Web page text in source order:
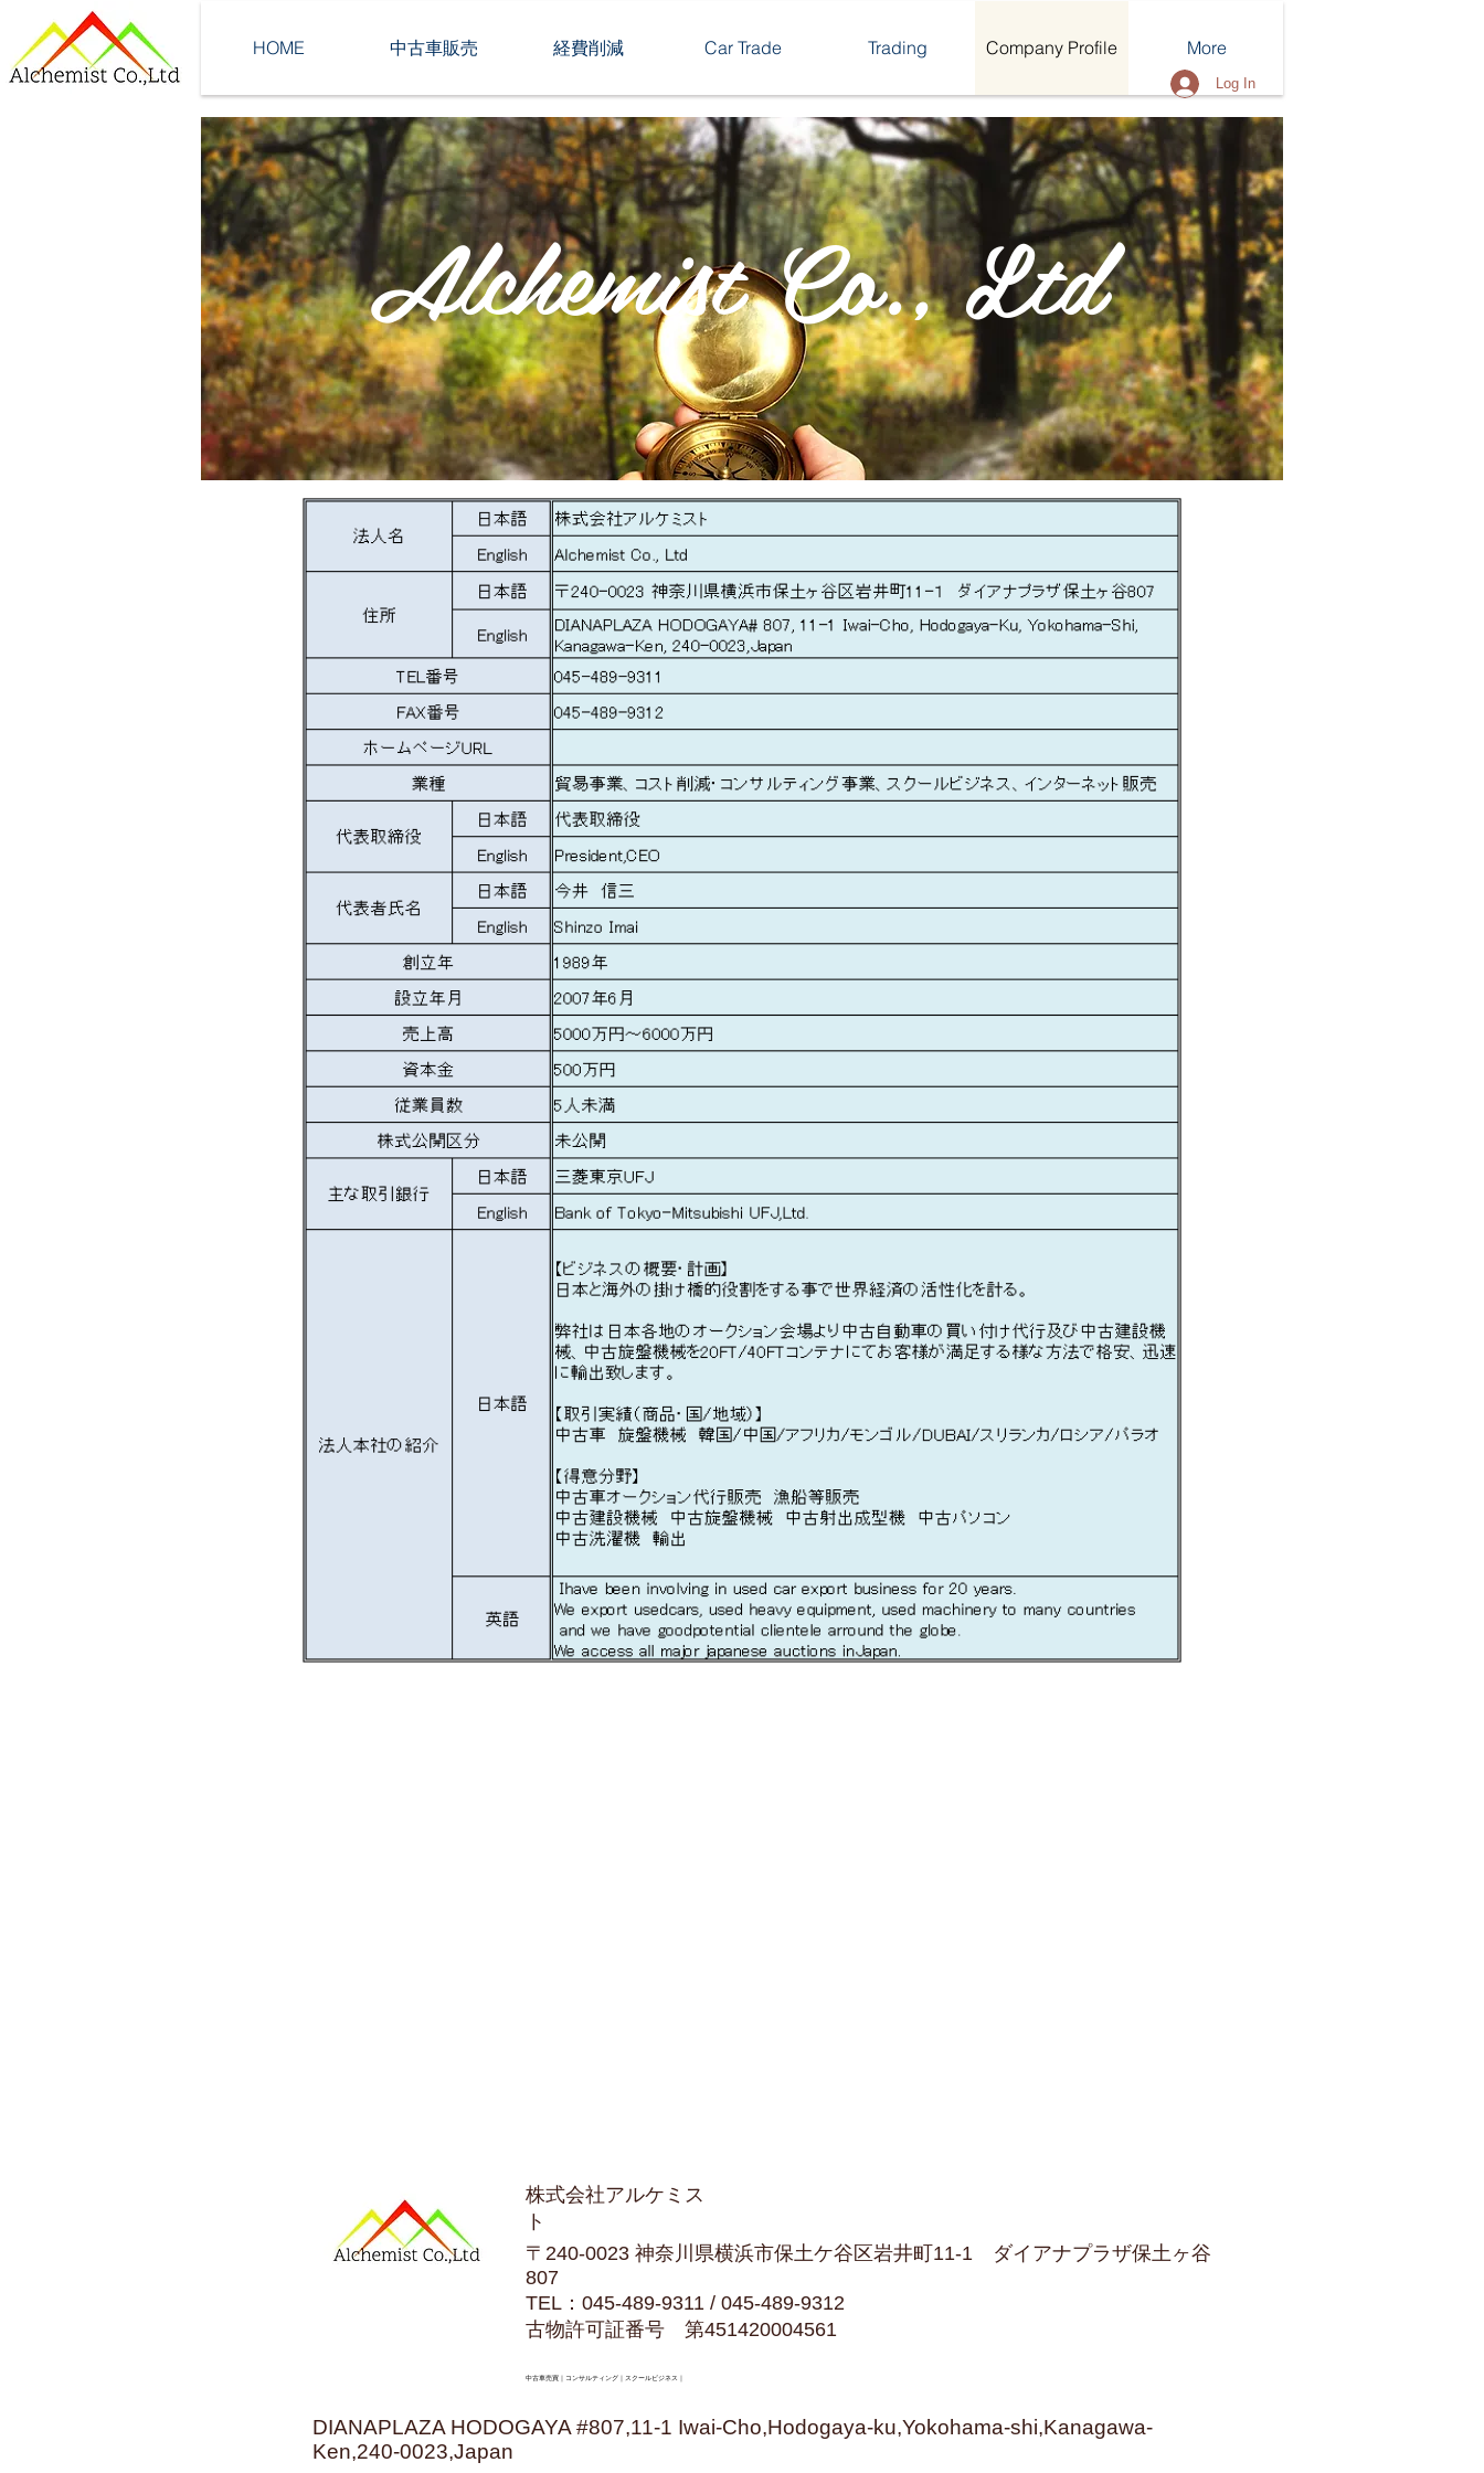
HOME 中古車販売 経費削減 Car Trade Trading Company Profile More
Log In
Alchemist Co., Ltd
​株式会社アルケミス
ト
〒240-0023 神奈川県横浜市保土ケ谷区岩井町11-1 ダイアナプラザ保土ヶ谷
807
TEL：045-489-9311 / 045-489-9312
古物許可証番号 第451420004561
​中古車売買｜コンサルティング｜スクールビジネス｜
DIANAPLAZA HODOGAYA #807,11-1 Iwai-Cho,Hodogaya-ku,Yokohama-shi,Kanagawa-
Ken,240-0023,Japan